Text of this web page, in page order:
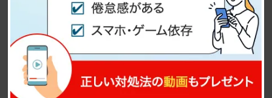
そのため、医療機関や学校と連携し、登校時間、授
業への参加方法、宿題やテストの対応などを相談し
ておくと安心です。完全にストレスをなくすことは
難しくても、本人の体調に合わせて負担を減らす工
夫はできます。